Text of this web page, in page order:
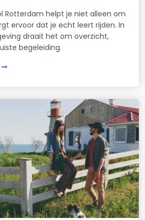
Rotterdam helpt je niet alleen om
ervoor dat je echt leert rijden. In
draait het om overzicht,
begeleiding.